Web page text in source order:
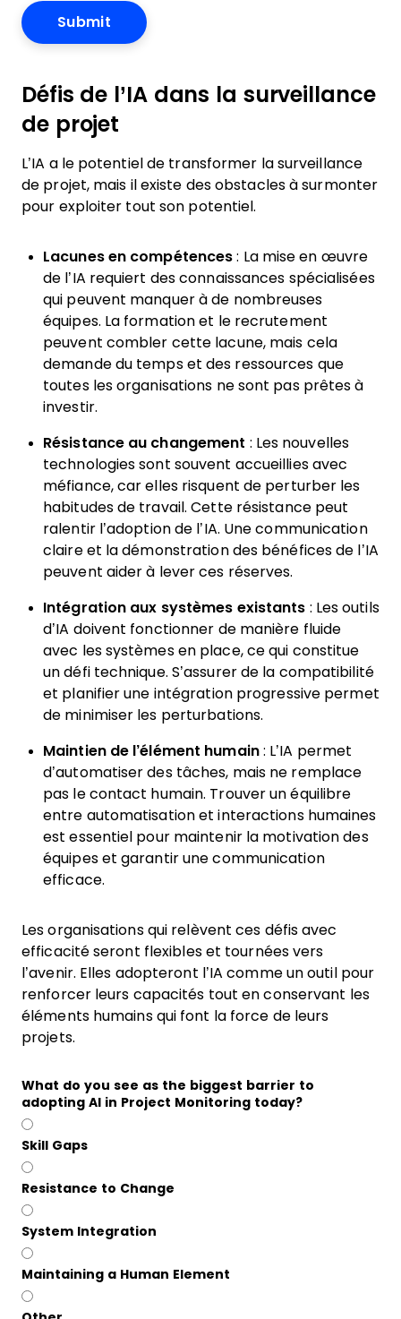
Défis de l’IA dans la surveillance
de projet
L’IA a le potentiel de transformer la surveillance
de projet, mais il existe des obstacles à surmonter
pour exploiter tout son potentiel.
Lacunes en compétences : La mise en œuvre
de l’IA requiert des connaissances spécialisées
qui peuvent manquer à de nombreuses
équipes. La formation et le recrutement
peuvent combler cette lacune, mais cela
demande du temps et des ressources que
toutes les organisations ne sont pas prêtes à
investir.
Résistance au changement : Les nouvelles
technologies sont souvent accueillies avec
méfiance, car elles risquent de perturber les
habitudes de travail. Cette résistance peut
ralentir l’adoption de l’IA. Une communication
claire et la démonstration des bénéfices de l’IA
peuvent aider à lever ces réserves.
Intégration aux systèmes existants : Les outils
d’IA doivent fonctionner de manière fluide
avec les systèmes en place, ce qui constitue
un défi technique. S’assurer de la compatibilité
et planifier une intégration progressive permet
de minimiser les perturbations.
Maintien de l’élément humain: L’IA permet
d’automatiser des tâches, mais ne remplace
pas le contact humain. Trouver un équilibre
entre automatisation et interactions humaines
est essentiel pour maintenir la motivation des
équipes et garantir une communication
efficace.
Les organisations qui relèvent ces défis avec
efficacité seront flexibles et tournées vers
l’avenir. Elles adopteront l’IA comme un outil pour
renforcer leurs capacités tout en conservant les
éléments humains qui font la force de leurs
projets.
What do you see as the biggest barrier to
adopting AI in Project Monitoring today?
Skill Gaps
Resistance to Change
System Integration
Maintaining a Human Element